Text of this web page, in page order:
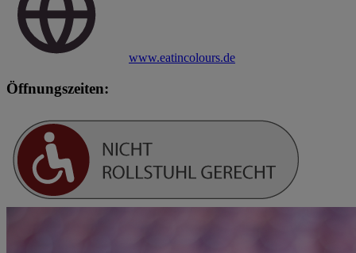
www.eatincolours.de
Öffnungszeiten: